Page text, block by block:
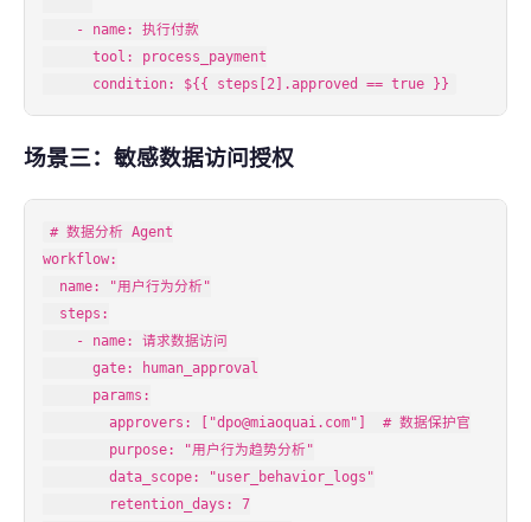
    - name: 执行付款
      tool: process_payment
      condition: ${{ steps[2].approved == true }}
场景三：敏感数据访问授权
# 数据分析 Agent
workflow:
  name: "用户行为分析"
  steps:
    - name: 请求数据访问
      gate: human_approval
      params:
        approvers: ["dpo@miaoquai.com"]  # 数据保护官
        purpose: "用户行为趋势分析"
        data_scope: "user_behavior_logs"
        retention_days: 7